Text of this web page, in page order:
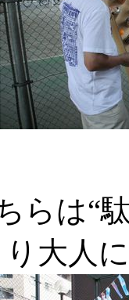
らは“
り大人